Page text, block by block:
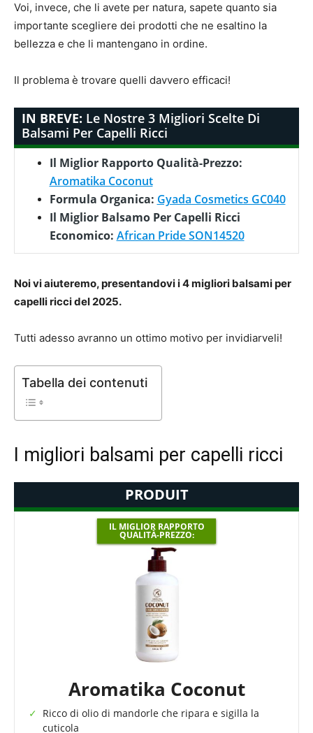
Voi, invece, che li avete per natura, sapete quanto sia
importante scegliere dei prodotti che ne esaltino la
bellezza e che li mantengano in ordine.
Il problema è trovare quelli davvero efficaci!
IN BREVE: Le Nostre 3 Migliori Scelte Di
Balsami Per Capelli Ricci
Il Miglior Rapporto Qualità-Prezzo:
Aromatika Coconut
Formula Organica: Gyada Cosmetics GC040
Il Miglior Balsamo Per Capelli Ricci
Economico: African Pride SON14520
Noi vi aiuteremo, presentandovi i 4 migliori balsami per
capelli ricci del 2025.
Tutti adesso avranno un ottimo motivo per invidiarveli!
Tabella dei contenuti
I migliori balsami per capelli ricci
PRODUIT
IL MIGLIOR RAPPORTO
QUALITÀ-PREZZO:
Aromatika Coconut
Ricco di olio di mandorle che ripara e sigilla la
cuticola